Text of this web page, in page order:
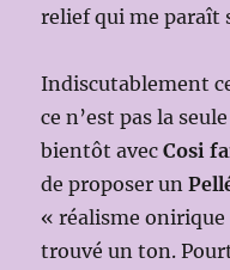
relief qui me paraît
Indiscutablement
ce n’est pas la
bientôt avecCosi
de proposer un
« réalisme
trouvé un ton.